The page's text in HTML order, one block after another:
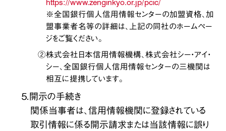
https://www.zenginkyo.or.jp/pcic/
※全国銀行個人信用情報センターの加盟資格、加
盟事業者名等の詳細は、上記の同社のホームペー
ジをご覧ください。
②株式会社日本信用情報機構、株式会社シー・アイ・
シー、全国銀行個人信用情報センターの三機関は
相互に提携しています。
５．開示の手続き
関係当事者は、信用情報機関に登録されている
取引情報に係る開示請求または当該情報に誤り